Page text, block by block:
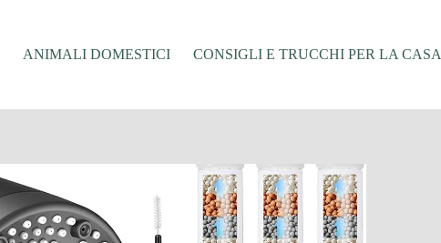
ANIMALI DOMESTICI CONSIGLI E TRUCCHI PER LA CASA